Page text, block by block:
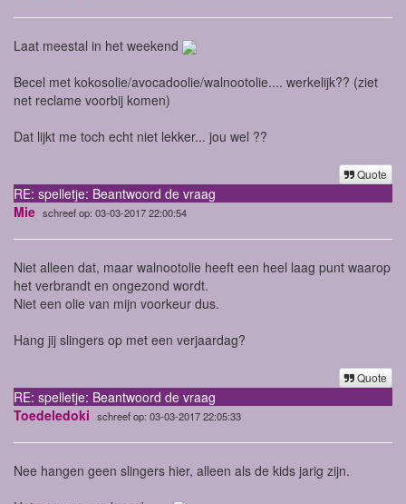
Laat meestal in het weekend
Becel met kokosolie/avocadoolie/walnootolie.... werkelijk?? (ziet
net reclame voorbij komen)
Dat lijkt me toch echt niet lekker... jou wel ??
Quote
RE: spelletje: Beantwoord de vraag
Mie schreef op: 03-03-2017 22:00:54
Niet alleen dat, maar walnootolie heeft een heel laag punt waarop
het verbrandt en ongezond wordt.
Niet een olie van mijn voorkeur dus.
Hang jij slingers op met een verjaardag?
Quote
RE: spelletje: Beantwoord de vraag
Toedeledoki schreef op: 03-03-2017 22:05:33
Nee hangen geen slingers hier, alleen als de kids jarig zijn.